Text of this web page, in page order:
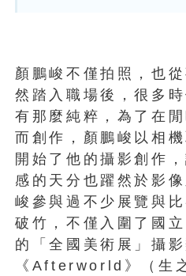
顏鵬峻不僅拍照，也
然踏入職場後，很多
有那麼純粹，為了在
而創作，顏鵬峻以相
開始了他的攝影創作
感的天分也躍然於影
峻參與過不少展覽與
破竹，不僅入圍了國
的「全國美術展」攝
《Afterworld》（生